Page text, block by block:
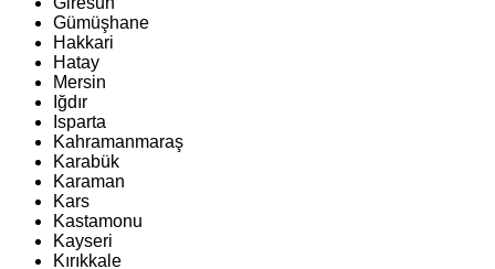
Gümüşhane
Hakkari
Hatay
Mersin
Iğdır
Isparta
Kahramanmaraş
Karabük
Karaman
Kars
Kastamonu
Kayseri
Kırıkkale